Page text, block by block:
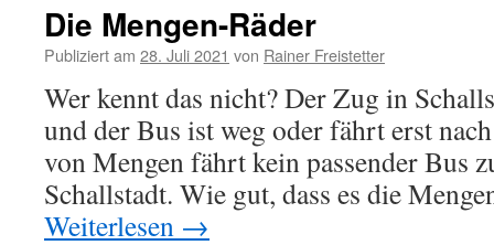
Die Mengen-Räder
Publiziert am 28. Juli 2021 von Rainer Freistetter
Wer kennt das nicht? Der Zug in
und der Bus ist weg oder fährt erst
von Mengen fährt kein passender Bus
Schallstadt. Wie gut, dass es die
Weiterlesen →